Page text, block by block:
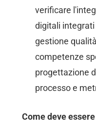
verificare
digitali integrati
gestione
competenze
progettazione
processo e
Come deve